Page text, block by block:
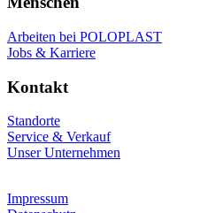
Arbeiten bei POLOPLAST
Jobs & Karriere
Kontakt
Standorte
Service & Verkauf
Unser Unternehmen
Impressum